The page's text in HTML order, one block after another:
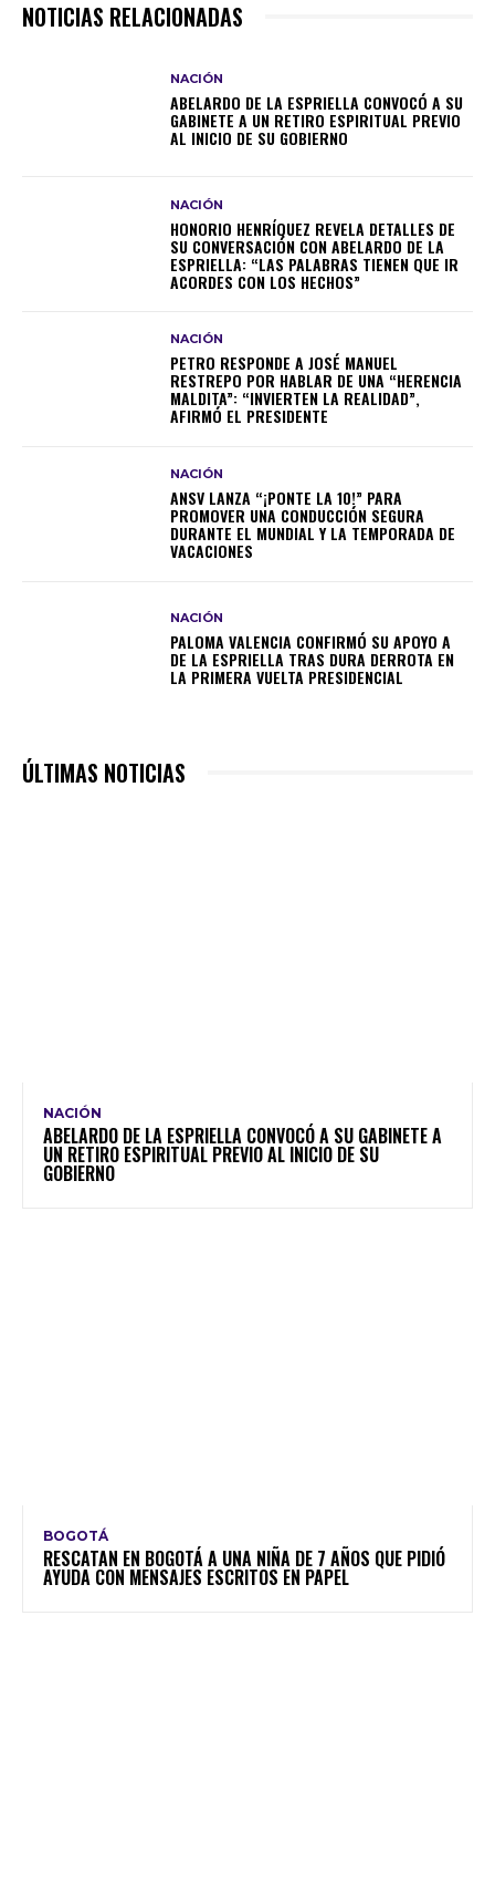
NOTICIAS RELACIONADAS
NACIÓN
ABELARDO DE LA ESPRIELLA CONVOCÓ A SU
GABINETE A UN RETIRO ESPIRITUAL PREVIO
AL INICIO DE SU GOBIERNO
NACIÓN
HONORIO HENRÍQUEZ REVELA DETALLES DE
SU CONVERSACIÓN CON ABELARDO DE LA
ESPRIELLA: “LAS PALABRAS TIENEN QUE IR
ACORDES CON LOS HECHOS”
NACIÓN
PETRO RESPONDE A JOSÉ MANUEL
RESTREPO POR HABLAR DE UNA “HERENCIA
MALDITA”: “INVIERTEN LA REALIDAD”,
AFIRMÓ EL PRESIDENTE
NACIÓN
ANSV LANZA “¡PONTE LA 10!” PARA
PROMOVER UNA CONDUCCIÓN SEGURA
DURANTE EL MUNDIAL Y LA TEMPORADA DE
VACACIONES
NACIÓN
PALOMA VALENCIA CONFIRMÓ SU APOYO A
DE LA ESPRIELLA TRAS DURA DERROTA EN
LA PRIMERA VUELTA PRESIDENCIAL
ÚLTIMAS NOTICIAS
NACIÓN
ABELARDO DE LA ESPRIELLA CONVOCÓ A SU GABINETE A
UN RETIRO ESPIRITUAL PREVIO AL INICIO DE SU
GOBIERNO
BOGOTÁ
RESCATAN EN BOGOTÁ A UNA NIÑA DE 7 AÑOS QUE PIDIÓ
AYUDA CON MENSAJES ESCRITOS EN PAPEL